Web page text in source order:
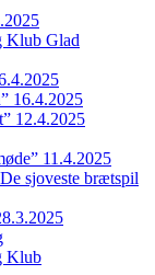
Klub Glad
16.4.2025
12.4.2025
11.4.2025
sjoveste brætspil
Klub